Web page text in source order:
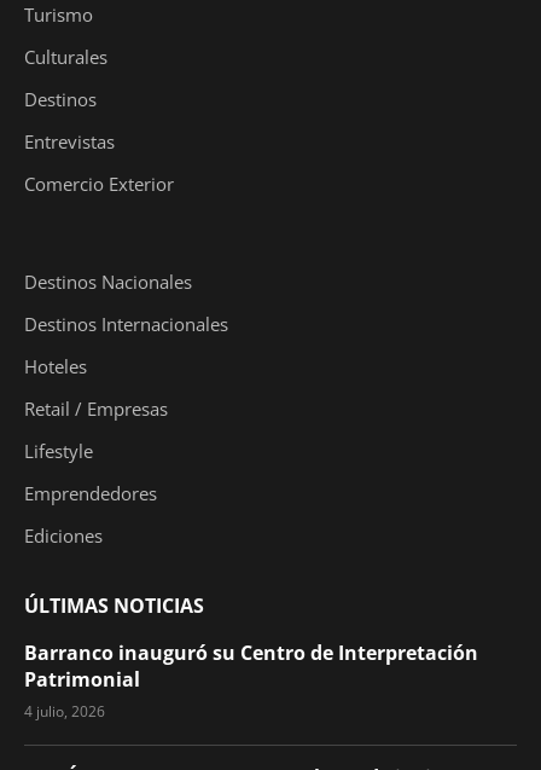
Turismo
Culturales
Destinos
Entrevistas
Comercio Exterior
Destinos Nacionales
Destinos Internacionales
Hoteles
Retail / Empresas
Lifestyle
Emprendedores
Ediciones
ÚLTIMAS NOTICIAS
Barranco inauguró su Centro de Interpretación
Patrimonial
4 julio, 2026